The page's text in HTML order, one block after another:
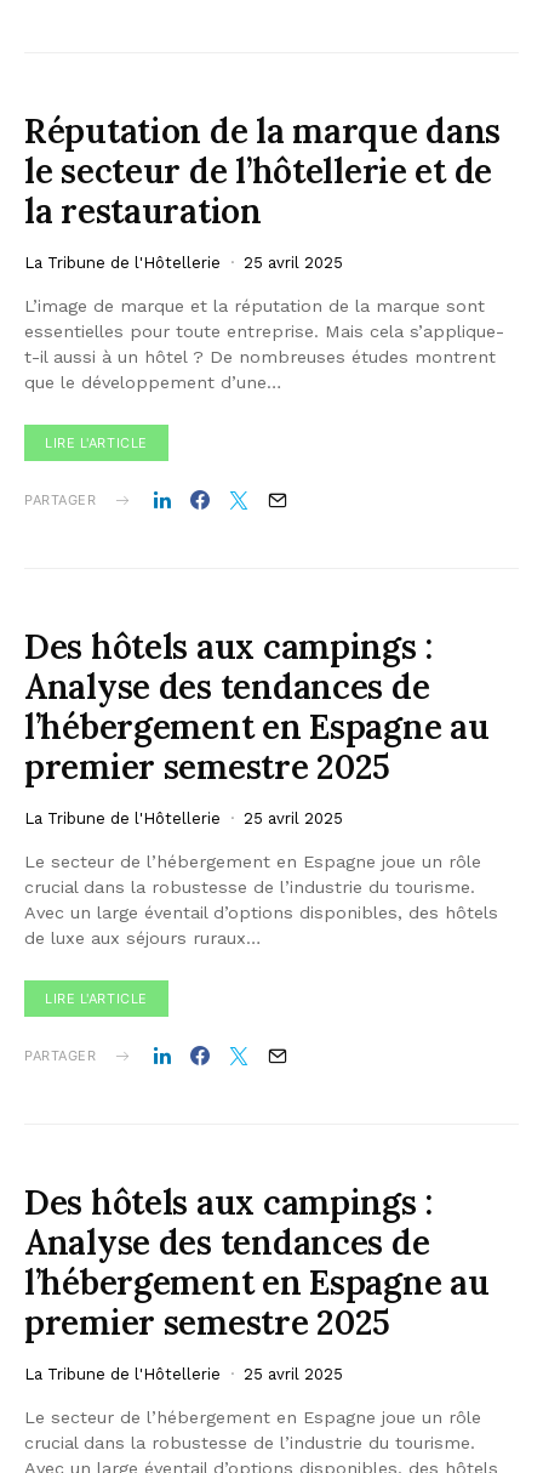
Réputation de la marque dans
le secteur de l’hôtellerie et de
la restauration
La Tribune de l'Hôtellerie 25 avril 2025
L’image de marque et la réputation de la marque sont
essentielles pour toute entreprise. Mais cela s’applique-
t-il aussi à un hôtel ? De nombreuses études montrent
que le développement d’une…
LIRE L'ARTICLE
PARTAGER
Des hôtels aux campings :
Analyse des tendances de
l’hébergement en Espagne au
premier semestre 2025
La Tribune de l'Hôtellerie 25 avril 2025
Le secteur de l’hébergement en Espagne joue un rôle
crucial dans la robustesse de l’industrie du tourisme.
Avec un large éventail d’options disponibles, des hôtels
de luxe aux séjours ruraux…
LIRE L'ARTICLE
PARTAGER
Des hôtels aux campings :
Analyse des tendances de
l’hébergement en Espagne au
premier semestre 2025
La Tribune de l'Hôtellerie 25 avril 2025
Le secteur de l’hébergement en Espagne joue un rôle
crucial dans la robustesse de l’industrie du tourisme.
Avec un large éventail d’options disponibles, des hôtels